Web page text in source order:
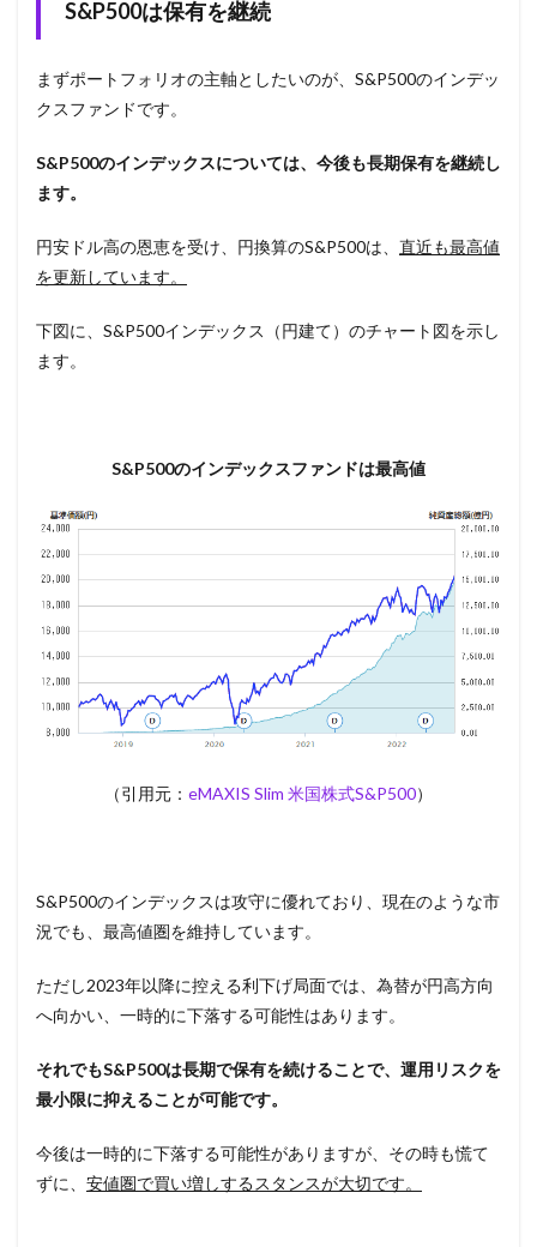
S&P500は保有を継続
まずポートフォリオの主軸としたいのが、S&P500のインデッ
クスファンドです。
S&P500のインデックスについては、今後も長期保有を継続し
ます。
円安ドル高の恩恵を受け、円換算のS&P500は、 直近も最高値
を更新しています。
下図に、S&P500インデックス（円建て）のチャート図を示し
ます。
S&P500のインデックスファンドは最高値
（引用元： eMAXIS Slim 米国株式S&P500）
S&P500のインデックスは攻守に優れており、現在のような市
況でも、最高値圏を維持しています。
ただし2023年以降に控える利下げ局面では、為替が円高方向
へ向かい、一時的に下落する可能性はあります。
それでもS&P500は長期で保有を続けることで、運用リスクを
最小限に抑えることが可能です。
今後は一時的に下落する可能性がありますが、その時も慌て
ずに、 安値圏で買い増しするスタンスが大切です。